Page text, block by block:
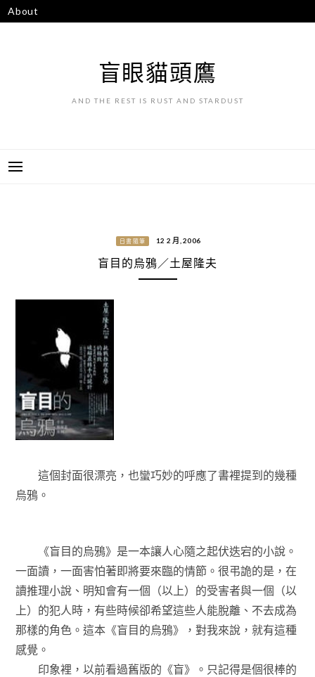
跳
至
About
盲眼貓頭鷹
AND THE REST IS RUST AND STARDUST
日書隨筆 12 2 月, 2006
盲目的烏鴉／土屋隆夫
這個封面很漂亮，也蠻巧妙的呼應了書裡提到的幾種
烏鴉。
《盲目的烏鴉》是一本讓人心隨之起伏迭宕的小說。
一面讀，一面害怕著即將要來臨的情節。很弔詭的是，在
讀推理小說、明知會有一個（以上）的受害者與一個（以
上）的犯人時，有些時候卻希望這些人能脫離、不去成為
那樣的角色。這本《盲目的烏鴉》，對我來說，就有這種
感覺。
印象裡，以前看過舊版的《盲》。只記得是個很棒的